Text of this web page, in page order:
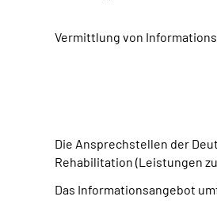
Vermittlung von
Die Ansprechstellen der
Rehabilitation (Leistungen
Das Informationsangebot